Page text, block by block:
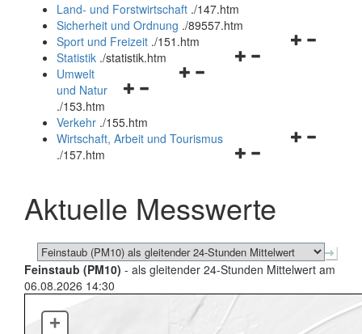
und
schließen
Land- und Forstwirtschaft ./147.htm
Sicherheit und Ordnung ./89557.htm
Navigationsmenü
Sport und Freizeit ./151.htm
Navigationsmenü
Statistik ./statistik.htm
Navigationsmenü
und
schließen
Umwelt
und Natur
./153.htm
Verkehr ./155.htm
Navigationsmenü
schließen
Wirtschaft, Arbeit und Tourismus
./157.htm
Aktuelle Messwerte
Feinstaub (PM10) - als gleitender 24-Stunden Mittelwert am
06.08.2026 14:30
+